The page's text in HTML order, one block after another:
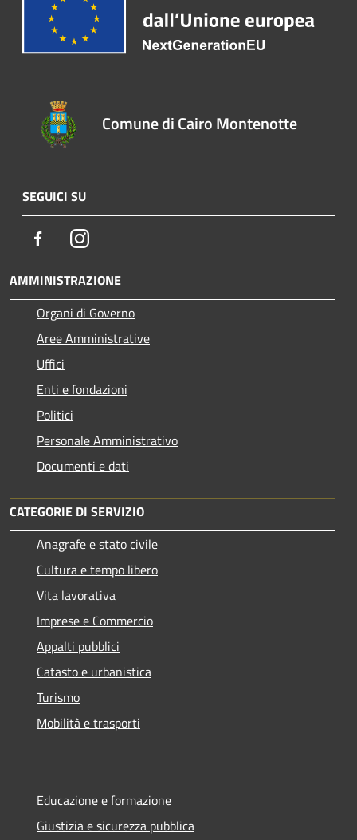
Comune di Cairo Montenotte
SEGUICI SU
FacebookInstagram
AMMINISTRAZIONE
Organi di Governo
Aree Amministrative
Uffici
Enti e fondazioni
Politici
Personale Amministrativo
Documenti e dati
CATEGORIE DI SERVIZIO
Anagrafe e stato civile
Cultura e tempo libero
Vita lavorativa
Imprese e Commercio
Appalti pubblici
Catasto e urbanistica
Turismo
Mobilità e trasporti
Educazione e formazione
Giustizia e sicurezza pubblica